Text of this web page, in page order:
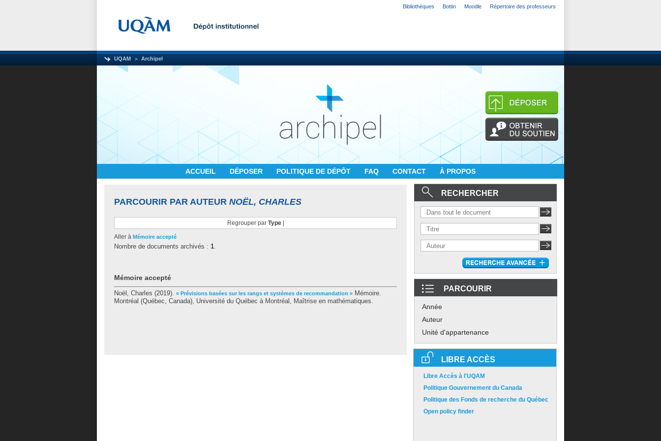
Bibliothèques Bottin Moodle Répertoire des professeurs
UQAM Archipel
ACCUEIL DÉPOSER POLITIQUE DE DÉPÔT FAQ CONTACT À PROPOS
PARCOURIR PAR AUTEUR NOËL, CHARLES
Regrouper par Type|
Aller à Mémoire accepté
Nombre de documents archivés : 1.
Mémoire accepté
Noël, Charles (2019). « Prévisions basées sur les rangs et systèmes de recommandation » Mémoire.
Montréal (Québec, Canada), Université du Québec à Montréal, Maîtrise en mathématiques.
RECHERCHER
PARCOURIR
Année
Auteur
Unité d'appartenance
LIBRE ACCÈS
Libre Accès à l'UQAM
Politique Gouvernement du Canada
Politique des Fonds de recherche du Québec
Open policy finder